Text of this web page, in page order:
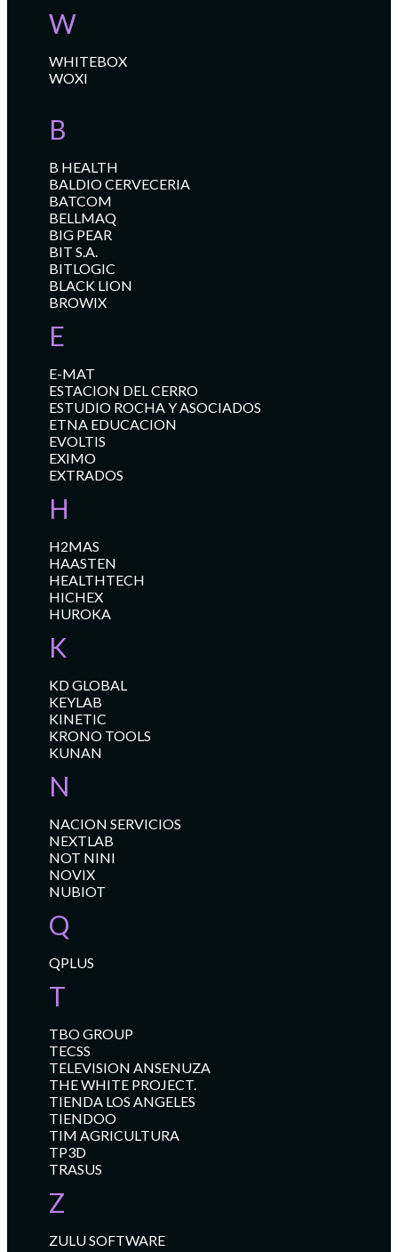
W
WHITEBOX
WOXI
B
B HEALTH
BALDIO CERVECERIA
BATCOM
BELLMAQ
BIG PEAR
BIT S.A.
BITLOGIC
BLACK LION
BROWIX
E
E-MAT
ESTACION DEL CERRO
ESTUDIO ROCHA Y ASOCIADOS
ETNA EDUCACION
EVOLTIS
EXIMO
EXTRADOS
H
H2MAS
HAASTEN
HEALTHTECH
HICHEX
HUROKA
K
KD GLOBAL
KEYLAB
KINETIC
KRONO TOOLS
KUNAN
N
NACION SERVICIOS
NEXTLAB
NOT NINI
NOVIX
NUBIOT
Q
QPLUS
T
TBO GROUP
TECSS
TELEVISION ANSENUZA
THE WHITE PROJECT.
TIENDA LOS ANGELES
TIENDOO
TIM AGRICULTURA
TP3D
TRASUS
Z
ZULU SOFTWARE